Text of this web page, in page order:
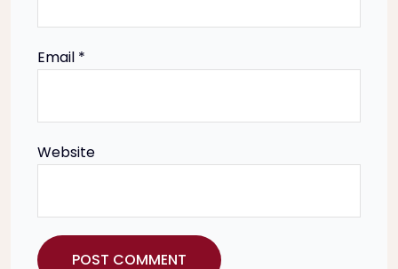
Email *
Website